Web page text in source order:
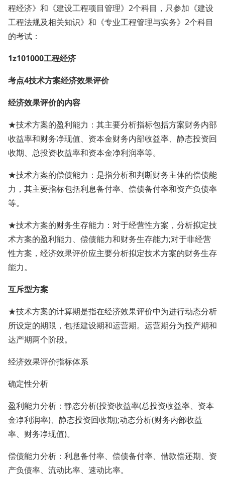
程经济》和《建设工程项目管理》2个科目，只参加《建设
工程法规及相关知识》和《专业工程管理与实务》2个科目
的考试：
1z101000工程经济
考点4技术方案经济效果评价
经济效果评价的内容
★技术方案的盈利能力：其主要分析指标包括方案财务内部
收益率和财务净现值、资本金财务内部收益率、静态投资回
收期、总投资收益率和资本金净利润率等。
★技术方案的偿债能力：是指分析和判断财务主体的偿债能
力，其主要指标包括利息备付率、偿债备付率和资产负债率
等。
★技术方案的财务生存能力：对于经营性方案，分析拟定技
术方案的盈利能力、偿债能力和财务生存能力;对于非经营
性方案，经济效果评价应主要分析拟定技术方案的财务生存
能力。
互斥型方案
★技术方案的计算期是指在经济效果评价中为进行动态分析
所设定的期限，包括建设期和运营期。运营期分为投产期和
达产期两个阶段。
经济效果评价指标体系
确定性分析
盈利能力分析：静态分析(投资收益率(总投资收益率、资本
金净利润率)、静态投资回收期);动态分析(财务内部收益
率、财务净现值)。
偿债能力分析：利息备付率、偿债备付率、借款偿还期、资
产负债率、流动比率、速动比率。